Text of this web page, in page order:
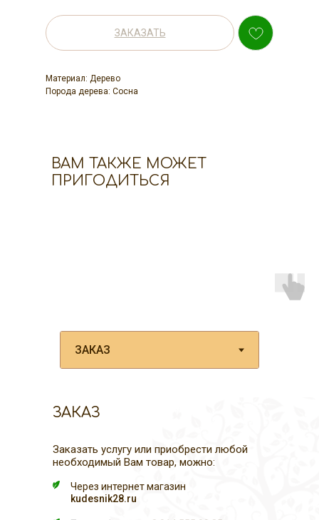
ЗАКАЗАТЬ
Материал: Дерево
Порода дерева: Сосна
ВАМ ТАКЖЕ МОЖЕТ
ПРИГОДИТЬСЯ
ЗАКАЗ
Через интернет магазин
kudesnik28.ru
Заказать услугу или приобрести любой
необходимый Вам товар, можно: